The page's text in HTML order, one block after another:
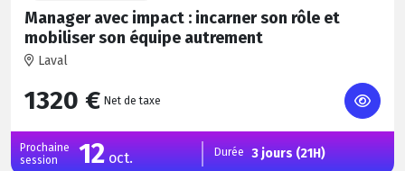
Prochaine
session
12 oct. Durée 3 jours (21H)
Manager avec impact : incarner son rôle et
mobiliser son équipe autrement
Laval
1320 € Net de taxe